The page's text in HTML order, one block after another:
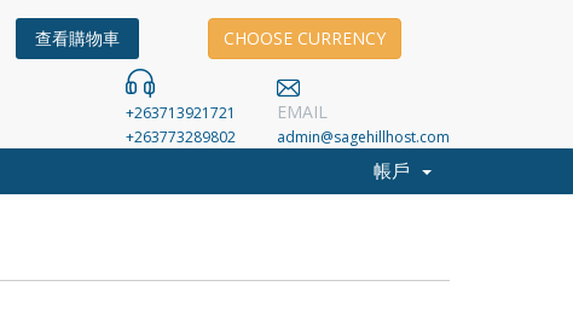
查看購物車 CHOOSE CURRENCY
+263713921721
+263773289802
EMAIL
admin@sagehillhost.com
帳戶